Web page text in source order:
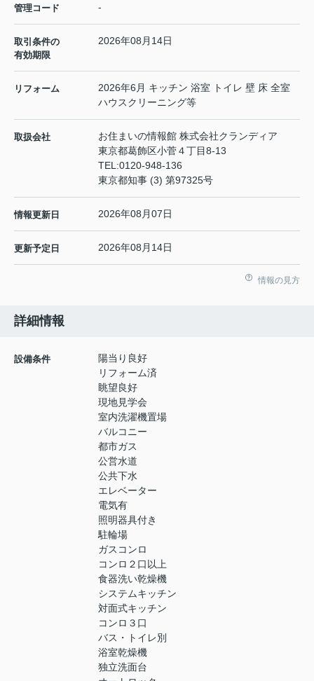
管理コード -
取引条件の
有効期限
2026年08月14日
リフォーム
2026年6月 キッチン 浴室 トイレ 壁 床 全室
ハウスクリーニング等
取扱会社
お住まいの情報館 株式会社クランディア
東京都葛飾区小菅４丁目8-13
TEL:0120-948-136
東京都知事 (3) 第97325号
情報更新日 2026年08月07日
更新予定日 2026年08月14日
情報の見方
詳細情報
設備条件
陽当り良好
リフォーム済
眺望良好
現地見学会
室内洗濯機置場
バルコニー
都市ガス
公営水道
公共下水
エレベーター
電気有
照明器具付き
駐輪場
ガスコンロ
コンロ２口以上
食器洗い乾燥機
システムキッチン
対面式キッチン
コンロ３口
バス・トイレ別
浴室乾燥機
独立洗面台